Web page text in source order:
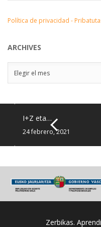
Política de privacidad -
ARCHIVES
Elegir el mes
I+Z eta…
24 febrero, 2021
Zerbikas.